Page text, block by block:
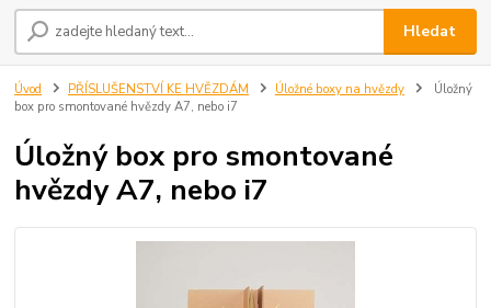
Hledat
Úvod PŘÍSLUŠENSTVÍ KE HVĚZDÁM Úložné boxy na hvězdy
Úložný
box pro smontované hvězdy A7, nebo i7
Úložný box pro smontované
hvězdy A7, nebo i7